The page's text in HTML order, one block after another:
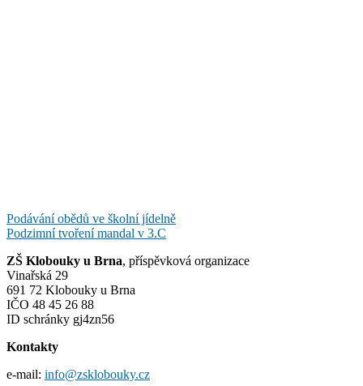
Navigace
pro
příspěvek
Podávání obědů ve školní jídelně
Podzimní tvoření mandal v 3.C
ZŠ Klobouky u Brna, příspěvková organizace
Vinařská 29
691 72 Klobouky u Brna
IČO 48 45 26 88
ID schránky gj4zn56
Kontakty
e-mail: info@zsklobouky.cz